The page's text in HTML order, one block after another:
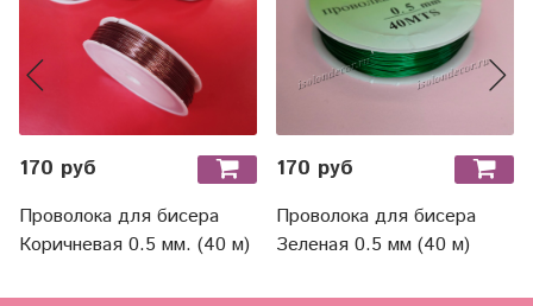
170 руб
Проволока для бисера
Коричневая 0.5 мм. (40 м)
170 руб
Проволока для бисера
Зеленая 0.5 мм (40 м)